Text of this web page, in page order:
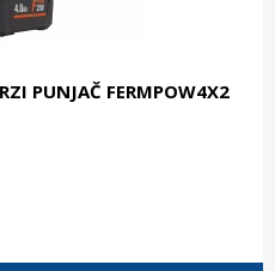
PUNJAČ FERMPOW4X2